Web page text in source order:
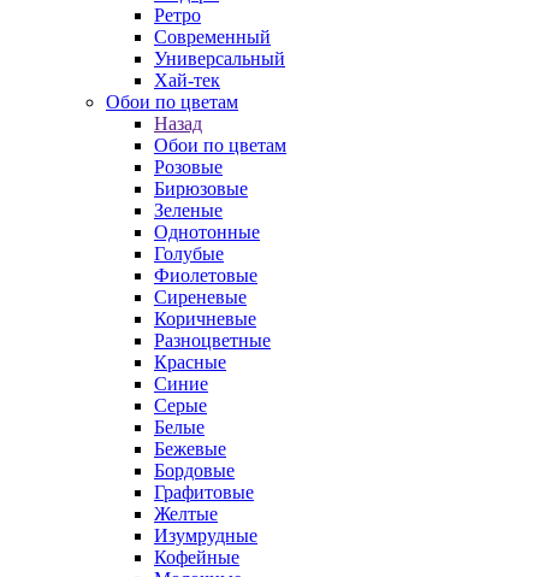
Ретро
Современный
Универсальный
Хай-тек
Обои по цветам
Назад
Обои по цветам
Розовые
Бирюзовые
Зеленые
Однотонные
Голубые
Фиолетовые
Сиреневые
Коричневые
Разноцветные
Красные
Синие
Серые
Белые
Бежевые
Бордовые
Графитовые
Желтые
Изумрудные
Кофейные